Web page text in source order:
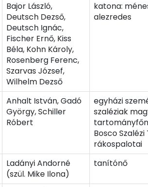
Bajor László,
Deutsch Dezső,
Deutsch Ignác,
Fischer Ernő, Kiss
Béla, Kohn Károly,
Rosenberg Ferenc,
Szarvas József,
Wilhelm Dezső
katona:
alezredes
Anhalt István, Gadó
György, Schiller
Róbert
egyházi
szaléziak
Bosco
rákospalotai
Ladányi Andorné
(szül. Mike Ilona)
tanítónő